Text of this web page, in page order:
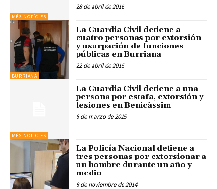
MÉS NOTÍCIES
28 de abril de 2016
BURRIANA
La Guardia Civil detiene a
cuatro personas por extorsión
y usurpación de funciones
públicas en Burriana
22 de abril de 2015
MÉS NOTÍCIES
La Guardia Civil detiene a una
persona por estafa, extorsión y
lesiones en Benicàssim
6 de marzo de 2015
La Policía Nacional detiene a
tres personas por extorsionar a
un hombre durante un año y
medio
8 de noviembre de 2014